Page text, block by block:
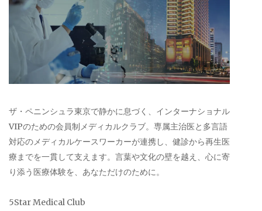
ザ・ペニンシュラ東京で静かに息づく、インターナショナル
VIPのための会員制メディカルクラブ。専属主治医と多言語
対応のメディカルケースワーカーが連携し、健診から再生医
療までを一貫して支えます。言葉や文化の壁を越え、心に寄
り添う医療体験を、あなただけのために。
5Star Medical Club